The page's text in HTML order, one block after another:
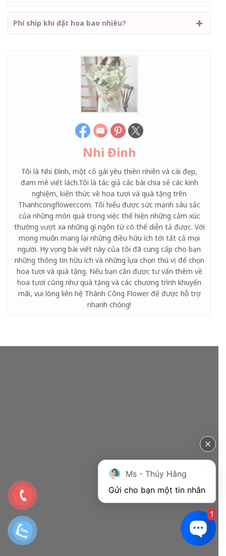
Phí ship khi đặt hoa bao nhiêu?
Nhi Đình
Tôi là Nhi Đình, một cô gái yêu thiên nhiên và cái đẹp,
đam mê viết lách.Tôi là tác giả các bài chia sẻ các kinh
nghiệm, kiến thức về hoa tươi và quà tặng trên
Thanhcongflower.com. Tôi hiểu được sức mạnh sâu sắc
của những món quà trong việc thể hiện những cảm xúc
thường vượt xa những gì ngôn từ có thể diễn tả được. Với
mong muốn mang lại những điều hữu ích tới tất cả mọi
người. Hy vọng bài viết này của tôi đã cung cấp cho bạn
những thông tin hữu ích và những lựa chọn thú vị để chọn
hoa tươi và quà tặng. Nếu bạn cần được tư vấn thêm về
hoa tươi cũng như quà tặng và các chương trình khuyến
mãi, vui lòng liên hệ Thành Công Flower để được hỗ trợ
nhanh chóng!
Ms - Thúy Hằng
Gửi cho bạn một tin nhắn
1